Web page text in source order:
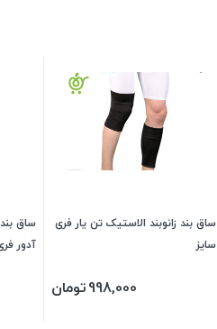
ساق بند زانوبند الاستیک تن یار فری
سایز
998,000تومان
ساق
آدور فری